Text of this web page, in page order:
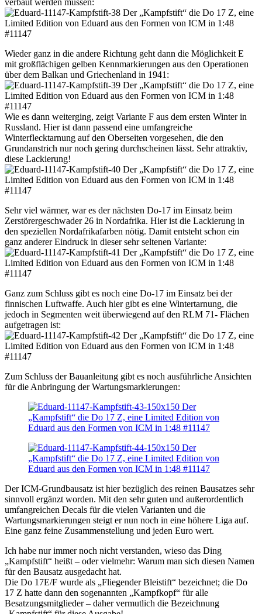
verbaut werden müssen:
Wieder ganz in die andere Richtung geht dann die Möglichkeit E
mit großflächigen gelben Kennmarkierungen aus den Operationen
über dem Balkan und Griechenland in 1941:
Wie es dann weiterging, zeigt Variante F aus dem ersten Winter in
Russland. Hier ist dann passend eine umfangreiche
Winterflecktarnung auf den Oberseiten vorgesehen, die den
Grundanstrich nur noch gering durchscheinen lässt. Sehr attraktiv,
diese Lackierung!
Sehr viel wärmer, war es der nächsten Do-17 im Einsatz beim
Zerstörergeschwader 26 in Nordafrika. Hier ist die Lackierung in
den speziellen Nordafrikafarben nötig. Damit entsteht schon ein
ganz anderer Eindruck in dieser sehr seltenen Variante:
Ganz zum Schluss gibt es noch eine Do-17 im Einsatz bei der
finnischen Luftwaffe. Auch hier gibt es eine Wintertarnung, die
jedoch in Segmenten weit überwiegend auf den RLM 71- Flächen
aufgetragen ist:
Zum Schluss der Bauanleitung gibt es noch ausführliche Ansichten
für die Anbringung der Wartungsmarkierungen:
Der ICM-Grundbausatz ist hier bezüglich des reinen Bausatzes sehr
sinnvoll ergänzt worden. Mit den sehr guten und außerordentlich
umfangreichen Decals für die vielen Varianten und die
Wartungsmarkierungen steigt er nun noch in eine höhere Liga auf.
Eine ganz feine Zusammenstellung und jeden Euro wert.
Ich habe nur immer noch nicht verstanden, wieso das Ding
„Kampfstift“ heißt – oder vielmehr: Warum man sich diesen Namen
für den Bausatz ausgedacht hat.
Die Do 17E/F wurde als „Fliegender Bleistift“ bezeichnet; die Do
17 Z hatte dann den sogenannten „Kampfkopf“ für alle
Besatzungsmitglieder – daher vermutlich die Bezeichnung